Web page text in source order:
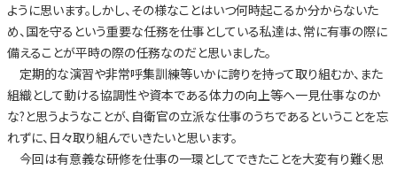
ように思います。しかし、その様なことはいつ何時起こるか分からないた
め、国を守るという重要な任務を仕事としている私達は、常に有事の際に
備えることが平時の際の任務なのだと思いました。
定期的な演習や非常呼集訓練等いかに誇りを持って取り組むか、また
組織として動ける協調性や資本である体力の向上等へ一見仕事なのか
な?と思うようなことが、自衛官の立派な仕事のうちであるということを忘
れずに、日々取り組んでいきたいと思います。
今回は有意義な研修を仕事の一環としてできたことを大変有り難く思